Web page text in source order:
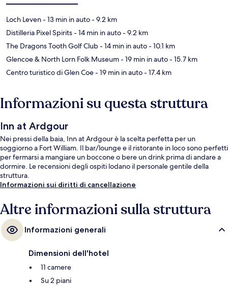
Loch Leven- 13 min in auto- 9.2 km
Distilleria Pixel Spirits- 14 min in auto- 9.2 km
The Dragons Tooth Golf Club- 14 min in auto- 10.1 km
Glencoe & North Lorn Folk Museum- 19 min in auto- 15.7 km
Centro turistico di Glen Coe- 19 min in auto- 17.4 km
Informazioni su questa struttura
Inn at Ardgour
Nei pressi della baia, Inn at Ardgour è la scelta perfetta per un
soggiorno a Fort William. Il bar/lounge e il ristorante in loco sono perfetti
per fermarsi a mangiare un boccone o bere un drink prima di andare a
dormire. Le recensioni degli ospiti lodano il personale gentile della
struttura.
Informazioni sui diritti di cancellazione
Altre informazioni sulla struttura
Informazioni generali
Dimensioni dell'hotel
11 camere
Su 2 piani